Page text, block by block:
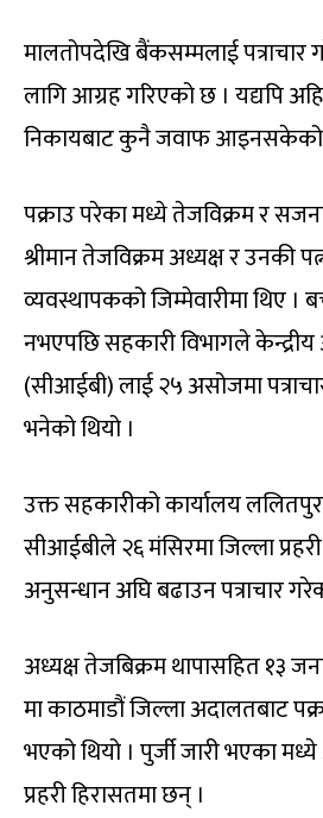
मालतोपदेखि बैंकसम्मलाई पत्राचार
लागि आग्रह गरिएको छ । यद्यपि
निकायबाट कुनै जवाफ आइनसकेको
पक्राउ परेका मध्ये तेजविक्रम र सजना
श्रीमान तेजविक्रम अध्यक्ष र उनकी
व्यवस्थापकको जिम्मेवारीमा थिए ।
नभएपछि सहकारी विभागले
(सीआईबी) लाई २५ असोजमा
भनेको थियो ।
उक्त सहकारीको कार्यालय
सीआईबीले २६ मंसिरमा जिल्ला
अनुसन्धान अघि बढाउन पत्राचार
अध्यक्ष तेजबिक्रम थापासहित १३
मा काठमाडौं जिल्ला अदालतबाट
भएको थियो । पुर्जी जारी भएका
प्रहरी हिरासतमा छन् ।